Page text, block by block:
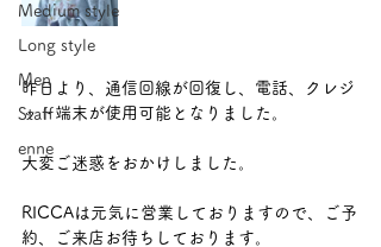
Medium style​
Long style
Men
Staff
enne
昨日より、通信回線が回復し、電話、クレジ
ット端末が使用可能となりました。
大変ご迷惑をおかけしました。
RICCAは元気に営業しておりますので、ご予
約、ご来店お待ちしております。